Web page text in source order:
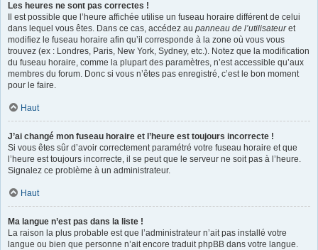
Les heures ne sont pas correctes !
Il est possible que l’heure affichée utilise un fuseau horaire différent de celui
dans lequel vous êtes. Dans ce cas, accédez au panneau de l’utilisateuret
modifiez le fuseau horaire afin qu’il corresponde à la zone où vous vous
trouvez (ex : Londres, Paris, New York, Sydney, etc.). Notez que la modification
du fuseau horaire, comme la plupart des paramètres, n’est accessible qu’aux
membres du forum. Donc si vous n’êtes pas enregistré, c’est le bon moment
pour le faire.
Haut
J’ai changé mon fuseau horaire et l’heure est toujours incorrecte !
Si vous êtes sûr d’avoir correctement paramétré votre fuseau horaire et que
l’heure est toujours incorrecte, il se peut que le serveur ne soit pas à l’heure.
Signalez ce problème à un administrateur.
Haut
Ma langue n’est pas dans la liste !
La raison la plus probable est que l’administrateur n’ait pas installé votre
langue ou bien que personne n’ait encore traduit phpBB dans votre langue.